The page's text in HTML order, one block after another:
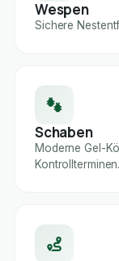
Wespen
Sichere
Schaben
Moderne Gel-
Kontrollterminen.